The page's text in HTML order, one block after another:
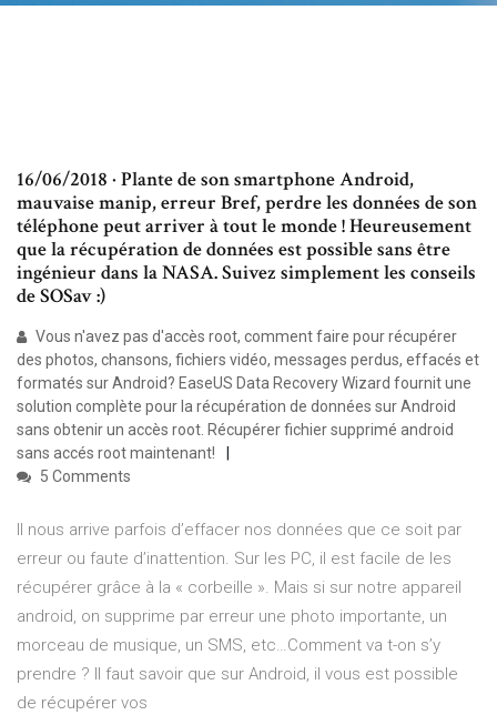
16/06/2018 · Plante de son smartphone Android,
mauvaise manip, erreur Bref, perdre les données de son
téléphone peut arriver à tout le monde ! Heureusement
que la récupération de données est possible sans être
ingénieur dans la NASA. Suivez simplement les conseils
de SOSav :)
Vous n'avez pas d'accès root, comment faire pour récupérer
des photos, chansons, fichiers vidéo, messages perdus, effacés et
formatés sur Android? EaseUS Data Recovery Wizard fournit une
solution complète pour la récupération de données sur Android
sans obtenir un accès root. Récupérer fichier supprimé android
sans accés root maintenant!
5 Comments
Il nous arrive parfois d’effacer nos données que ce soit par
erreur ou faute d’inattention. Sur les PC, il est facile de les
récupérer grâce à la « corbeille ». Mais si sur notre appareil
android, on supprime par erreur une photo importante, un
morceau de musique, un SMS, etc…Comment va t-on s’y
prendre ? Il faut savoir que sur Android, il vous est possible
de récupérer vos